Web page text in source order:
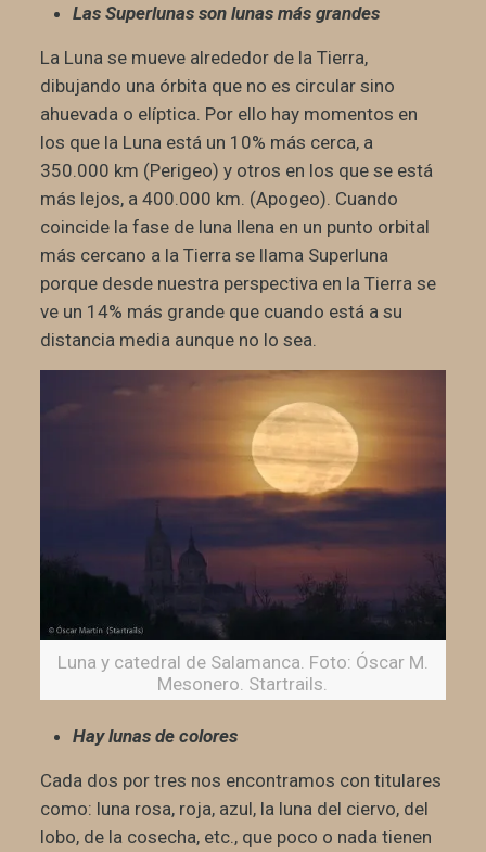
Las Superlunas son lunas más grandes
La Luna se mueve alrededor de la Tierra,
dibujando una órbita que no es circular sino
ahuevada o elíptica. Por ello hay momentos en
los que la Luna está un 10% más cerca, a
350.000 km (Perigeo) y otros en los que se está
más lejos, a 400.000 km. (Apogeo). Cuando
coincide la fase de luna llena en un punto orbital
más cercano a la Tierra se llama Superluna
porque desde nuestra perspectiva en la Tierra se
ve un 14% más grande que cuando está a su
distancia media aunque no lo sea.
Luna y catedral de Salamanca. Foto: Óscar M.
Mesonero. Startrails.
Hay lunas de colores
Cada dos por tres nos encontramos con titulares
como: luna rosa, roja, azul, la luna del ciervo, del
lobo, de la cosecha, etc., que poco o nada tienen